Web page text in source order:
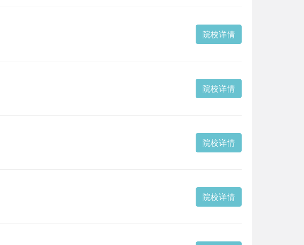
院校详情
院校详情
院校详情
院校详情